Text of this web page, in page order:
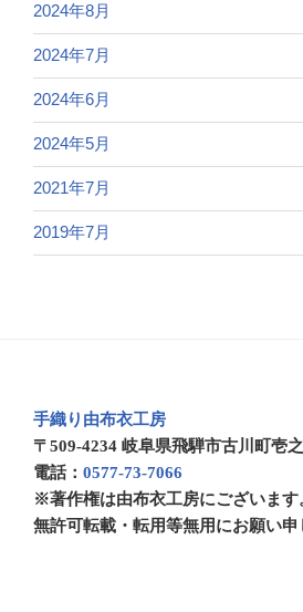
2024年8月
2024年7月
2024年6月
2024年5月
2021年7月
2019年7月
手織り由布衣工房
〒509-4234 岐阜県飛騨市古川町壱
電話： 0577-73-7066
※著作権は由布衣工房にございます
無許可転載・転用等無用にお願い申